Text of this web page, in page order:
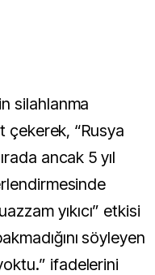
silahlanma
çekerek, “Rusya
ancak 5 yıl
yıkıcı” etkisi
söyleyen
ifadelerini